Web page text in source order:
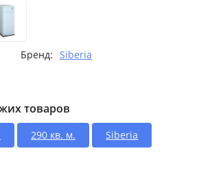
Бренд: Siberia
товаров
290 кв. м.
Siberia